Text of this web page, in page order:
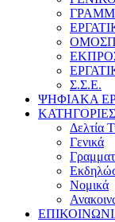
Σ.Σ.Ε.
ΨΗΦΙΑΚΑ
Δελτία
Γενικά
Νομικά